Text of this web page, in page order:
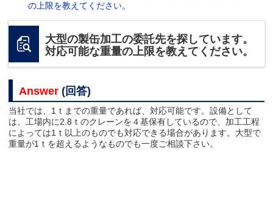
の上限を教えてください。
大型の製缶加工の委託先を探しています。
対応可能な重量の上限を教えてください。
Answer (回答)
当社では、1ｔまでの重量であれば、対応可能です。設備として
は、工場内に2.8ｔのクレーンを４基保有しているので、加工工程
によっては1ｔ以上のものでも対応できる場合があります。大型で
重量が1ｔを超えるようなものでも一度ご相談下さい。